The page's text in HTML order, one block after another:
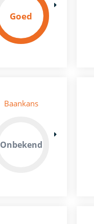
Goed
Baankans
Onbekend